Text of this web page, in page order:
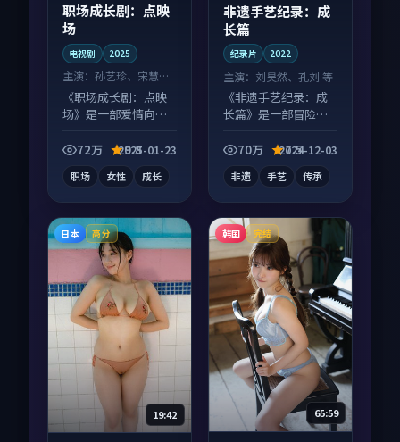
职场成长剧：点映
场
电视剧 2025
主演： 孙艺珍、宋慧乔
等
《职场成长剧：点映
场》是一部爱情向电
端观看，细节更丰
72万 9.8
2025-01-23
职场 女性 成长
非遗手艺纪录：成
长篇
纪录片 2022
主演： 刘昊然、孔刘 等
《非遗手艺纪录：成
长篇》是一部冒险向
感在线，配乐与镜头
70万 7.5
2024-12-03
非遗 手艺 传承
日本 高分
19:42
韩国 完结
65:59